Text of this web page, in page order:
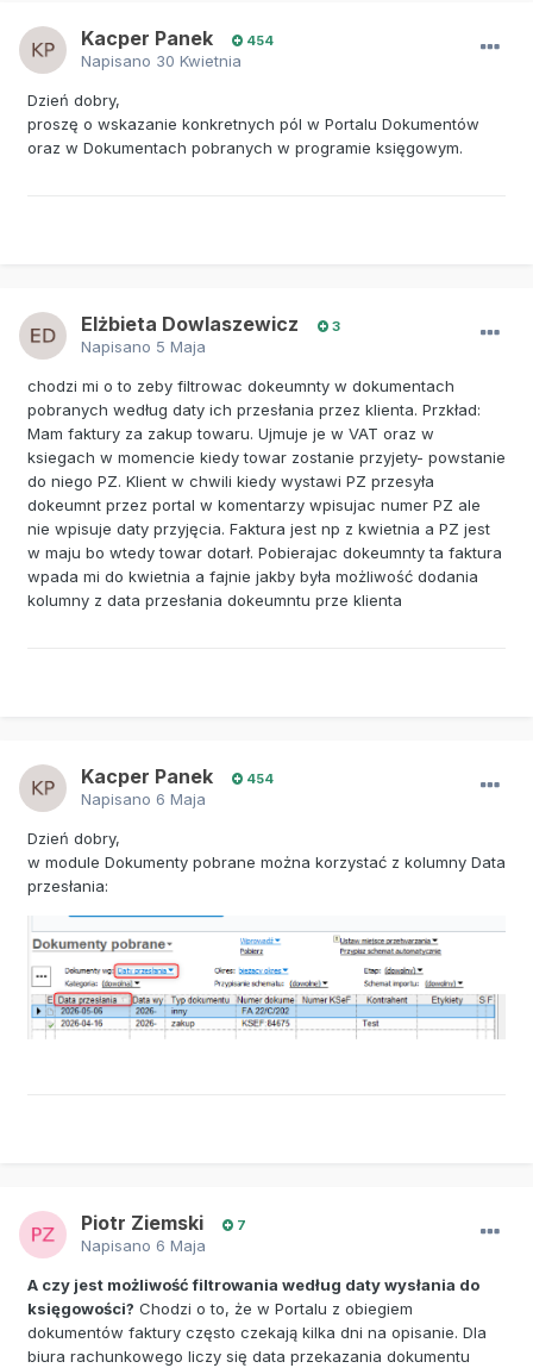
Kacper Panek 454
Napisano 30 Kwietnia
Dzień dobry,
proszę o wskazanie konkretnych pól w Portalu Dokumentów
oraz w Dokumentach pobranych w programie księgowym.
Elżbieta Dowlaszewicz 3
Napisano 5 Maja
chodzi mi o to zeby filtrowac dokeumnty w dokumentach
pobranych według daty ich przesłania przez klienta. Przkład:
Mam faktury za zakup towaru. Ujmuje je w VAT oraz w
ksiegach w momencie kiedy towar zostanie przyjety- powstanie
do niego PZ. Klient w chwili kiedy wystawi PZ przesyła
dokeumnt przez portal w komentarzy wpisujac numer PZ ale
nie wpisuje daty przyjęcia. Faktura jest np z kwietnia a PZ jest
w maju bo wtedy towar dotarł. Pobierajac dokeumnty ta faktura
wpada mi do kwietnia a fajnie jakby była możliwość dodania
kolumny z data przesłania dokeumntu prze klienta
Kacper Panek 454
Napisano 6 Maja
Dzień dobry,
w module Dokumenty pobrane można korzystać z kolumny Data
przesłania:
Piotr Ziemski 7
Napisano 6 Maja
A czy jest możliwość filtrowania według daty wysłania do
księgowości? Chodzi o to, że w Portalu z obiegiem
dokumentów faktury często czekają kilka dni na opisanie. Dla
biura rachunkowego liczy się data przekazania dokumentu